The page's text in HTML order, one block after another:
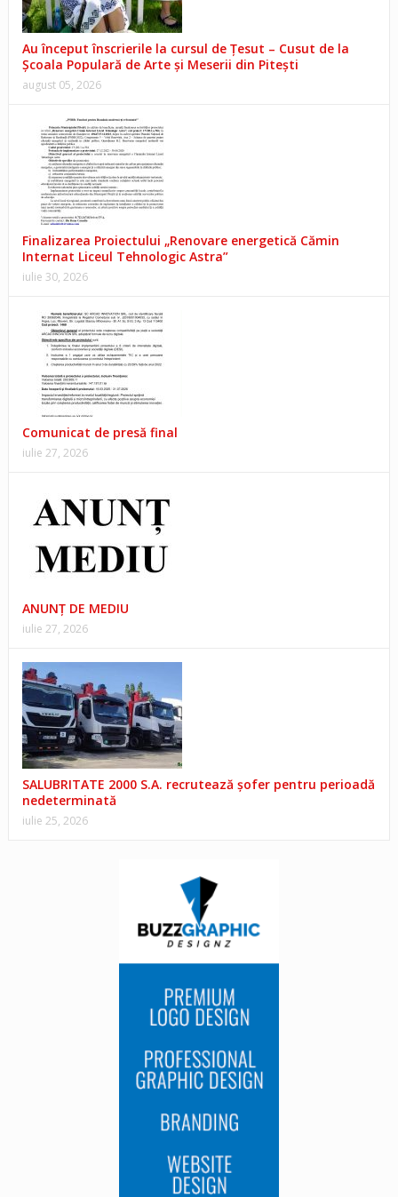
Au început înscrierile la cursul de Țesut – Cusut de la
Școala Populară de Arte și Meserii din Pitești
august 05, 2026
Finalizarea Proiectului „Renovare energetică Cămin
Internat Liceul Tehnologic Astra”
iulie 30, 2026
Comunicat de presă final
iulie 27, 2026
ANUNŢ DE MEDIU
iulie 27, 2026
SALUBRITATE 2000 S.A. recrutează șofer pentru perioadă
nedeterminată
iulie 25, 2026